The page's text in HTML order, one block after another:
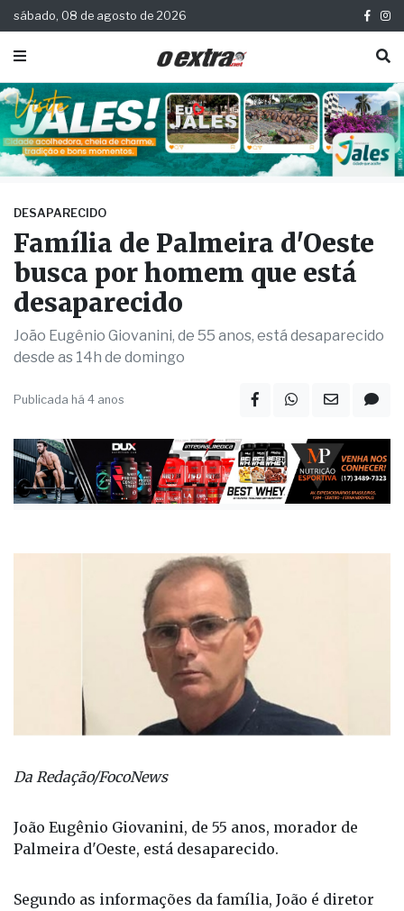
sábado, 08 de agosto de 2026
DESAPARECIDO
Família de Palmeira d'Oeste
busca por homem que está
desaparecido
João Eugênio Giovanini, de 55 anos, está desaparecido
desde as 14h de domingo
Publicada há 4 anos
Da Redação/FocoNews
João Eugênio Giovanini, de 55 anos, morador de
Palmeira d'Oeste, está desaparecido.
Segundo as informações da família, João é diretor